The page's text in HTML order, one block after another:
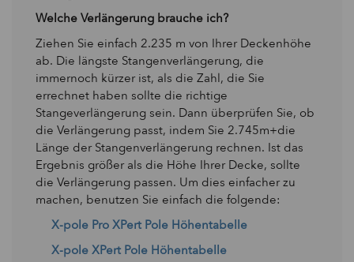
Welche Verlängerung brauche ich?
Ziehen Sie einfach 2.235 m von Ihrer Deckenhöhe
ab. Die längste Stangenverlängerung, die
immernoch kürzer ist, als die Zahl, die Sie
errechnet haben sollte die richtige
Stangeverlängerung sein. Dann überprüfen Sie, ob
die Verlängerung passt, indem Sie 2.745m+die
Länge der Stangenverlängerung rechnen. Ist das
Ergebnis größer als die Höhe Ihrer Decke, sollte
die Verlängerung passen. Um dies einfacher zu
machen, benutzen Sie einfach die folgende:
X-pole Pro XPert Pole Höhentabelle
X-pole XPert Pole Höhentabelle